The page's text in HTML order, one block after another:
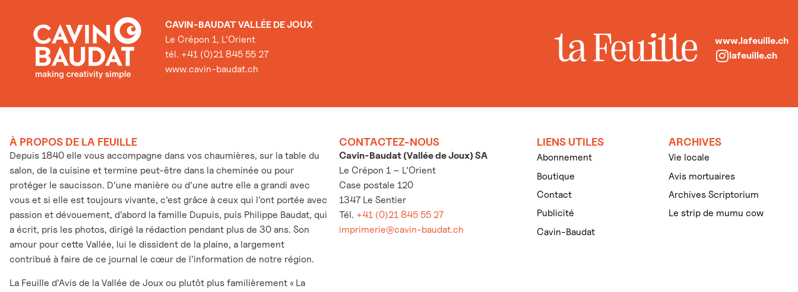
CAVIN-BAUDAT VALLÉE DE JOUX
Le Crépon 1, L’Orient
tél. +41 (0)21 845 55 27
www.cavin-baudat.ch
www.lafeuille.ch
lafeuille.ch
À PROPOS DE LA FEUILLE
Depuis 1840 elle vous accompagne dans vos chaumières, sur la table du
salon, de la cuisine et termine peut-être dans la cheminée ou pour
protéger le saucisson. D’une manière ou d’une autre elle a grandi avec
vous et si elle est toujours vivante, c’est grâce à ceux qui l’ont portée avec
passion et dévouement, d’abord la famille Dupuis, puis Philippe Baudat, qui
a écrit, pris les photos, dirigé la rédaction pendant plus de 30 ans. Son
amour pour cette Vallée, lui le dissident de la plaine, a largement
contribué à faire de ce journal le cœur de l’information de notre région.
La Feuille d’Avis de la Vallée de Joux ou plutôt plus familièrement « La
CONTACTEZ-NOUS
Cavin-Baudat (Vallée de Joux) SA
Le Crépon 1 – L’Orient
Case postale 120
1347 Le Sentier
Tél. +41 (0)21 845 55 27
imprimerie@cavin-baudat.ch
LIENS UTILES
Abonnement
Boutique
Contact
Publicité
Cavin-Baudat
ARCHIVES
Vie locale
Avis mortuaires
Archives Scriptorium
Le strip de mumu cow